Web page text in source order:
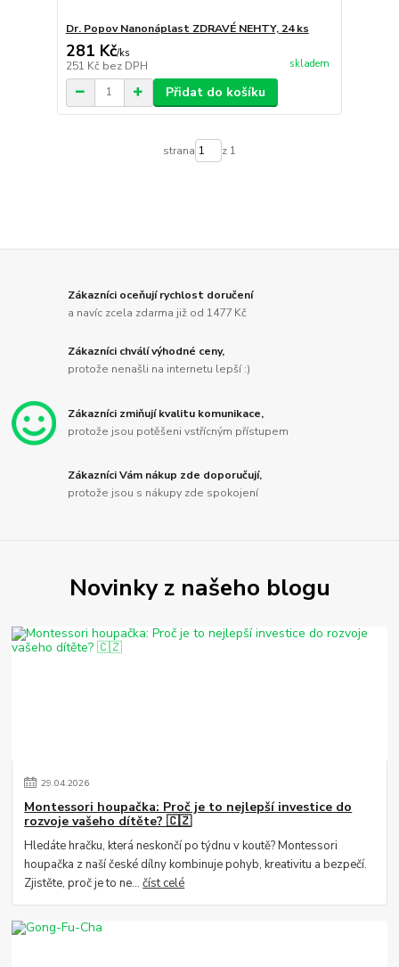
Dr. Popov Nanonáplast ZDRAVÉ NEHTY, 24 ks
281 Kč/ks
251 Kč bez DPH skladem
Přidat do košíku
strana z 1
Zákazníci oceňují rychlost doručení
a navíc zcela zdarma již od 1477 Kč
Zákazníci chválí výhodné ceny,
protože nenašli na internetu lepší :)
Zákazníci zmiňují kvalitu komunikace,
protože jsou potěšeni vstřícným přístupem
Zákazníci Vám nákup zde doporučují,
protože jsou s nákupy zde spokojení
Novinky z našeho blogu
29.04.2026
Montessori houpačka: Proč je to nejlepší investice do
rozvoje vašeho dítěte? 🇨🇿
Hledáte hračku, která neskončí po týdnu v koutě? Montessori
houpačka z naší české dílny kombinuje pohyb, kreativitu a bezpečí.
Zjistěte, proč je to ne...číst celé